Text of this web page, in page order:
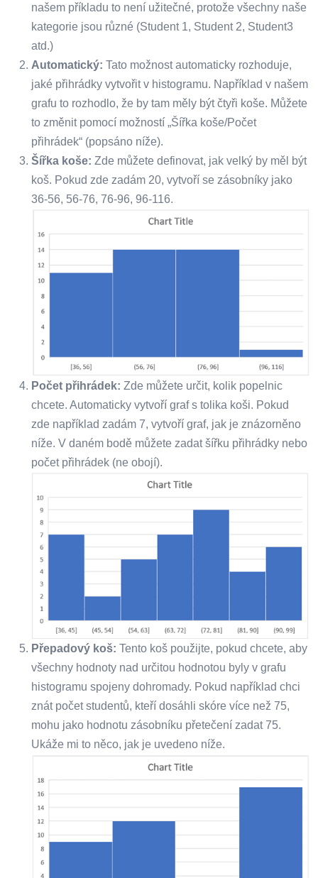
našem příkladu to není užitečné, protože všechny naše
kategorie jsou různé (Student 1, Student 2, Student3
atd.)
Automatický: Tato možnost automaticky rozhoduje,
jaké přihrádky vytvořit v histogramu. Například v našem
grafu to rozhodlo, že by tam měly být čtyři koše. Můžete
to změnit pomocí možností „Šířka koše/Počet
přihrádek“ (popsáno níže).
Šířka koše: Zde můžete definovat, jak velký by měl být
koš. Pokud zde zadám 20, vytvoří se zásobníky jako
36-56, 56-76, 76-96, 96-116.
Počet přihrádek: Zde můžete určit, kolik popelnic
chcete. Automaticky vytvoří graf s tolika koši. Pokud
zde například zadám 7, vytvoří graf, jak je znázorněno
níže. V daném bodě můžete zadat šířku přihrádky nebo
počet přihrádek (ne obojí).
Přepadový koš: Tento koš použijte, pokud chcete, aby
všechny hodnoty nad určitou hodnotou byly v grafu
histogramu spojeny dohromady. Pokud například chci
znát počet studentů, kteří dosáhli skóre více než 75,
mohu jako hodnotu zásobníku přetečení zadat 75.
Ukáže mi to něco, jak je uvedeno níže.